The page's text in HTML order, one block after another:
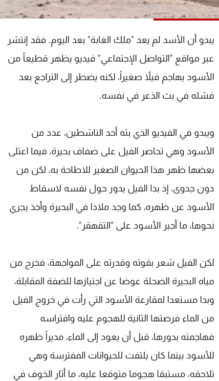
يبدو أن الأسد لم يعد "ملك الغابة" بعد اليوم. فقد إنتشر
عبر مواقع "التواصل الإجتماعي" فيديو يظهر قطيعاً من
الأسود يهاجم فيلاً صغيراً، لكنه يضطر إلى التراجع بعد
فشله في بث الذعر في نفسه.
ويبدو في الفيديو الذي بثه أحد الناشطين، عدد من
الأسود وهي تحاصر الفيل على ضفاف بحيرة، فيما اعتلى
بعضها ظهر هذا الحيوان الصغير للاطاحة به، لكن من
دون جدوى، إذ بدا الفيل يدور حول نفسه لاسقاط
الأسود عن ظهره، كما وجد ملاذا في البحيرة وأخذ يجري
نحوها، ما أجبر الأسود على "التقهقر".
لكن الفيل شعر بقوته وقدرته على المواجهة، فخرج من
مياه البحيرة الضحلة عوضا عن اجتيازها للضفة المقابلة،
وبدا مستعدا لمقارعة الأسود التي رأت في خروج الفيل
من الماء فرصتها الثانية للهجوم عليه وافتراسه
فهاجمته بدورها، قبل أن يعود إلى الماء، مديراً ظهره
للأسود بينما كان يلتفت للحيوانات المفترسة وهي
تلاحقه، مستبقا هجوما متوقعا عليه، ما أثار الخوف في
شاهد البرامج
عن MTV
الإنـتـاج
لاعلاناتكم
وظائف
تواصل معنا
شروط الإسـتخدام